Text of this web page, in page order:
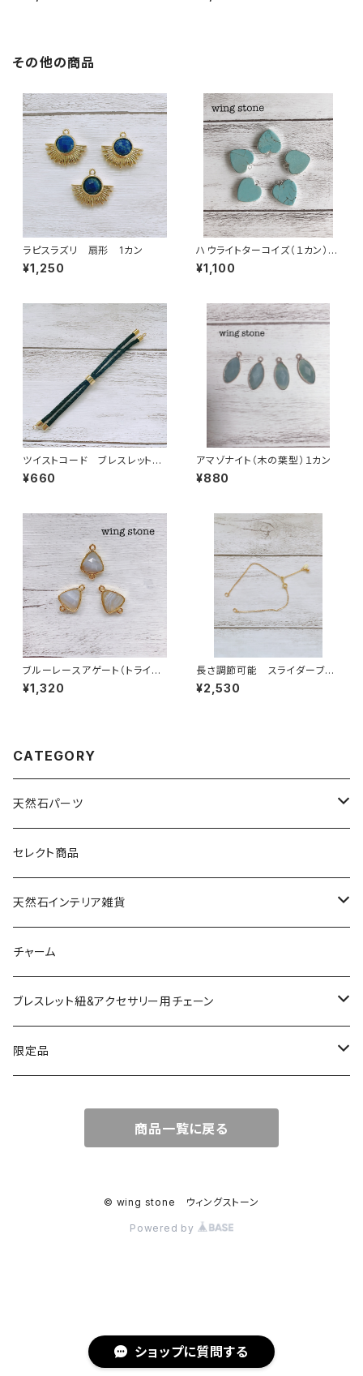
ショップに質問する
その他の商品
ラピスラズリ 扇形 1カン
¥1,250
ハウライトターコイズ（１カン）シ
ルバー
¥1,100
ツイストコード ブレスレット
紐 ブラック
¥660
アマゾナイト（木の葉型）１カン
¥880
ブルーレースアゲート（トライア
ングル型）２カン
¥1,320
長さ調節可能 スライダーブレ
スレットチェーン S925 ゴール
ド
¥2,530
CATEGORY
天然石パーツ
天然石
ドゥルージー
ソーラークォーツ
コッパー
アゲート
セレクト商品
天然石インテリア雑貨
天然石スライスコースター
天然石キャンドルホルダー
チャーム
ブレスレット紐&アクセサリー用チェーン
ネックレスチェーン
ブレスレット紐
限定品
summer Box
商品一覧に戻る
© wing stone ウィングストーン
Powered by